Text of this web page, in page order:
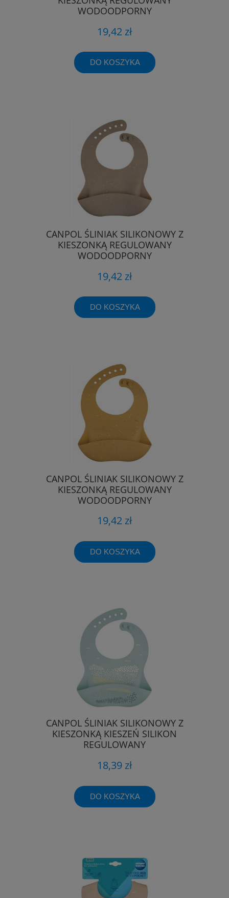
WODOODPORNY
19,42 zł
DO KOSZYKA
CANPOL ŚLINIAK SILIKONOWY Z
KIESZONKĄ REGULOWANY
WODOODPORNY
19,42 zł
DO KOSZYKA
CANPOL ŚLINIAK SILIKONOWY Z
KIESZONKĄ REGULOWANY
WODOODPORNY
19,42 zł
DO KOSZYKA
CANPOL ŚLINIAK SILIKONOWY Z
KIESZONKĄ KIESZEŃ SILIKON
REGULOWANY
18,39 zł
DO KOSZYKA